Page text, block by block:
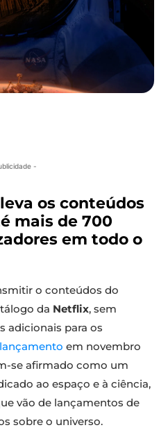
-
os conteúdos
mais de 700
em todo o
o conteúdos do
da Netflix, sem
adicionais para os
lançamento em novembro
se afirmado como um
ao espaço e à ciência,
vão de lançamentos de
sobre o universo.